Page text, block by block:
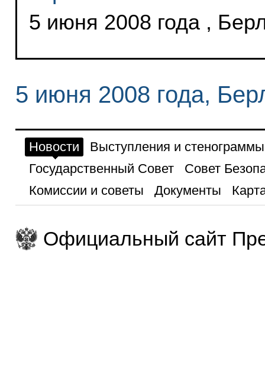
5 июня 2008 года ,
5 июня 2008 года,
Новости
Выступления и стенограммы
Государственный Совет
Совет
Комиссии и советы
Документы
Официальный сайт